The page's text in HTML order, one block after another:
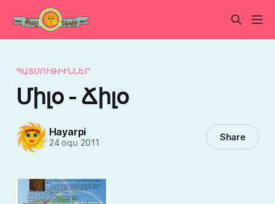
ՊԱՏՄՈՒԹԻՒՆՆԵՐ
Միլօ - Ճիլօ
Hayarpi
24 օգս 2011 Share